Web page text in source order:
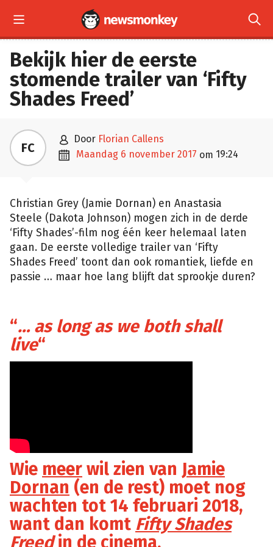
 
Bekijk hier de eerste
stomende trailer van ‘Fifty
Shades Freed’
FC  door Florian Callens
 maandag 6 november 2017 om 19:24
Christian Grey (Jamie Dornan) en Anastasia
Steele (Dakota Johnson) mogen zich in de derde
‘Fifty Shades’-film nog één keer helemaal laten
gaan. De eerste volledige trailer van ‘Fifty
Shades Freed’ toont dan ook romantiek, liefde en
passie … maar hoe lang blijft dat sprookje duren?
“… as long as we both shall
live“
Wie meer wil zien van Jamie
Dornan (en de rest) moet nog
wachten tot 14 februari 2018,
want dan komt Fifty Shades
Freedin de cinema.